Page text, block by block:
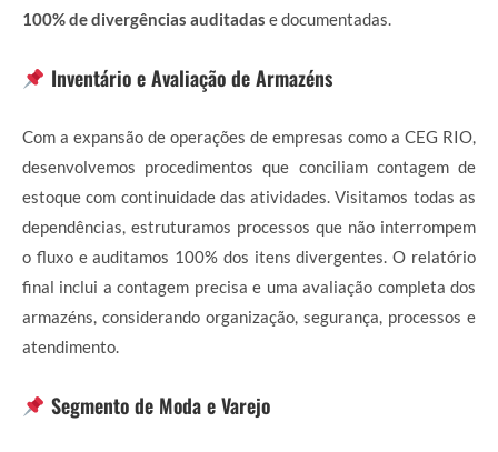
100% de divergências auditadas e documentadas.
Inventário e Avaliação de Armazéns
Com a expansão de operações de empresas como a CEG RIO,
desenvolvemos procedimentos que conciliam contagem de
estoque com continuidade das atividades. Visitamos todas as
dependências, estruturamos processos que não interrompem
o fluxo e auditamos 100% dos itens divergentes. O relatório
final inclui a contagem precisa e uma avaliação completa dos
armazéns, considerando organização, segurança, processos e
atendimento.
Segmento de Moda e Varejo